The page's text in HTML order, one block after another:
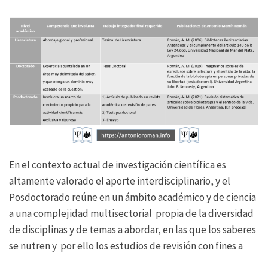
En el contexto actual de investigación científica es
altamente valorado el aporte interdisciplinario, y el
Posdoctorado reúne en un ámbito académico y de ciencia
a una complejidad multisectorial propia de la diversidad
de disciplinas y de temas a abordar, en las que los saberes
se nutren y por ello los estudios de revisión con fines a